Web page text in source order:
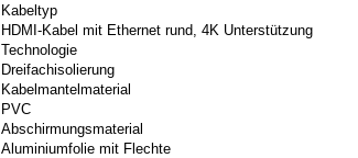
Kabeltyp
HDMI-Kabel mit Ethernet rund, 4K Unterstützung
Technologie
Dreifachisolierung
Kabelmantelmaterial
PVC
Abschirmungsmaterial
Aluminiumfolie mit Flechte